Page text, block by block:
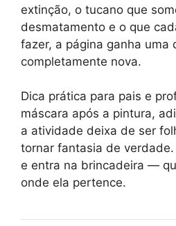
extinção, o tucano que
desmatamento e o que
fazer, a página ganha uma
completamente nova.
Dica prática para pais e
máscara após a pintura,
a atividade deixa de ser
tornar fantasia de
e entra na brincadeira —
onde ela pertence.